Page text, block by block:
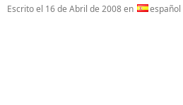
Escrito el 16 de Abril de 2008en español